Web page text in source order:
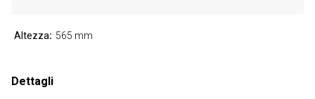
Altezza 565 mm
Dettagli